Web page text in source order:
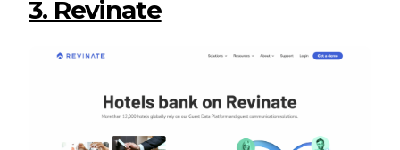
3. Revinate